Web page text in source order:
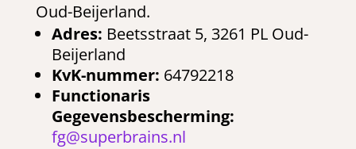
Oud-Beijerland.
Adres: Beetsstraat 5, 3261 PL Oud-
Beijerland
KvK-nummer: 64792218
Functionaris
Gegevensbescherming:
fg@superbrains.nl